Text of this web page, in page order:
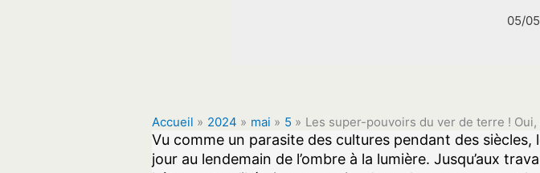
05/
Accueil 2024 mai 5 Les super-pouvoirs du ver de terre ! Oui,
Vu comme un parasite des cultures pendant des siècles,
jour au lendemain de l’ombre à la lumière. Jusqu’aux